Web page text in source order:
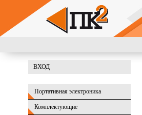
Перейти к основному содержанию
ВХОД
Портативная электроника
Комплектующие